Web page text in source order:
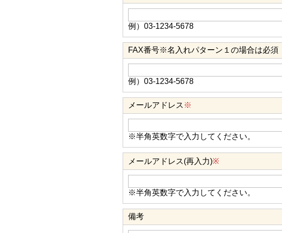
例）03-1234-5678
FAX番号※名入れパターン１の場合は必須
例）03-1234-5678
メールアドレス ※
※半角英数字で入力してください。
メールアドレス(再入力)※
※半角英数字で入力してください。
備考